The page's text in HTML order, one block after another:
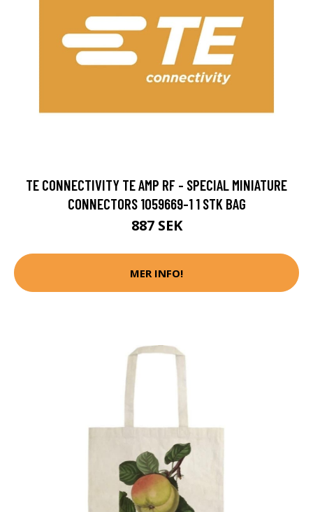
TE CONNECTIVITY TE AMP RF - SPECIAL MINIATURE
CONNECTORS 1059669-1 1 STK BAG
887 SEK
MER INFO!